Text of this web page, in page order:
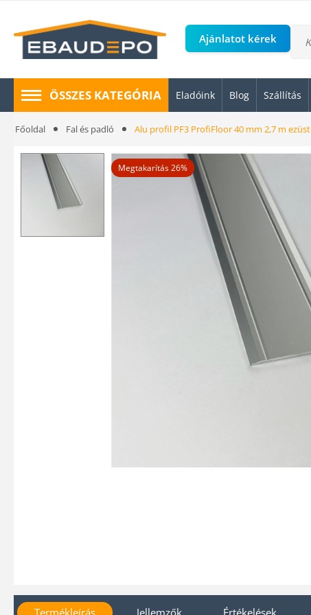
Ajánlatot kérek
ÖSSZES KATEGÓRIA Eladóink Blog Szállítás
Főoldal Fal és padló Alu profil PF3 ProfiFloor 40 mm 2,7 m ezüst
Megtakarítás 26%
Termékleírás Jellemzők Értékelések